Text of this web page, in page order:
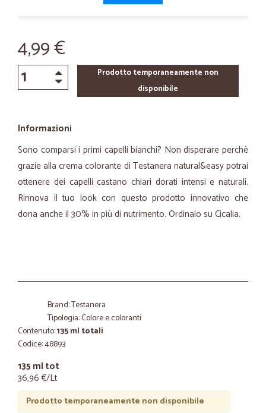
4,99 €
Prodotto temporaneamente non
disponibile
Informazioni
Sono comparsi i primi capelli bianchi? Non disperare perchè
grazie alla crema colorante di Testanera natural&easy potrai
ottenere dei capelli castano chiari dorati intensi e naturali.
Rinnova il tuo look con questo prodotto innovativo che
dona anche il 30% in più di nutrimento. Ordinalo su Cicalia.
Brand: Testanera
Tipologia: Colore e coloranti
Contenuto:135 ml totali
Codice: 48893
135 ml tot
36,96 €/Lt
Prodotto temporaneamente non disponibile